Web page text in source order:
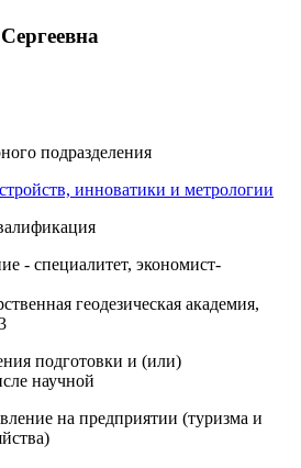
подразделения
инноватики и метрологии
- специалитет, экономист-
геодезическая академия,
подготовки и (или)
научной
на предприятии (туризма и